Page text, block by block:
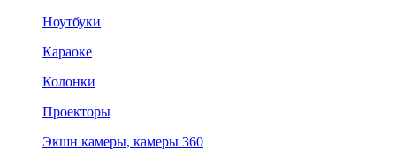
Ноутбуки
Караоке
Колонки
Проекторы
Экшн камеры, камеры 360